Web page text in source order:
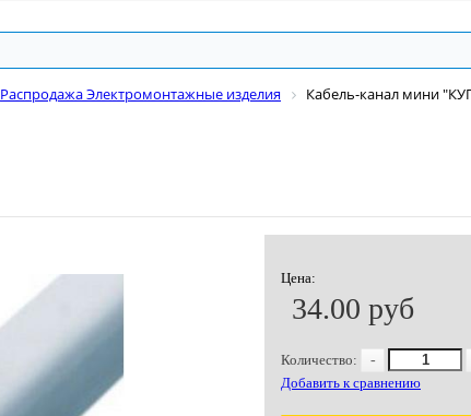
Распродажа Электромонтажные изделия Кабель-канал мини
Цена:
34.00 руб
Количество: -
Добавить к сравнению